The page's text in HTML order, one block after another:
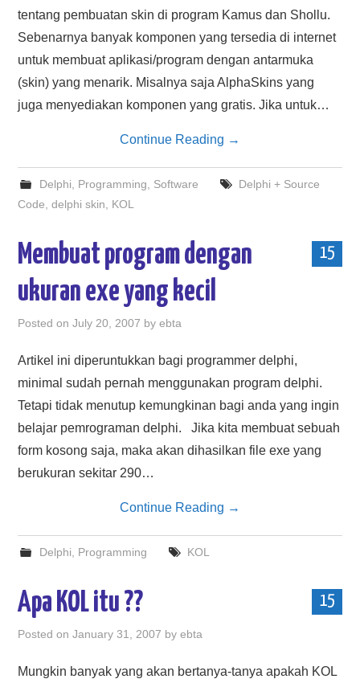
tentang pembuatan skin di program Kamus dan Shollu.
Sebenarnya banyak komponen yang tersedia di internet
untuk membuat aplikasi/program dengan antarmuka
(skin) yang menarik. Misalnya saja AlphaSkins yang
juga menyediakan komponen yang gratis. Jika untuk…
Continue Reading →
Delphi Programming Software
Delphi + Source
Code ,delphi skin KOL
15
Membuat program dengan
ukuran exe yang kecil
Posted onJuly 20, 2007 byebta
Artikel ini diperuntukkan bagi programmer delphi,
minimal sudah pernah menggunakan program delphi.
Tetapi tidak menutup kemungkinan bagi anda yang ingin
belajar pemrograman delphi. Jika kita membuat sebuah
form kosong saja, maka akan dihasilkan file exe yang
berukuran sekitar 290…
Continue Reading →
Delphi Programming KOL
15
Apa KOL itu ??
Posted onJanuary 31, 2007 byebta
Mungkin banyak yang akan bertanya-tanya apakah KOL